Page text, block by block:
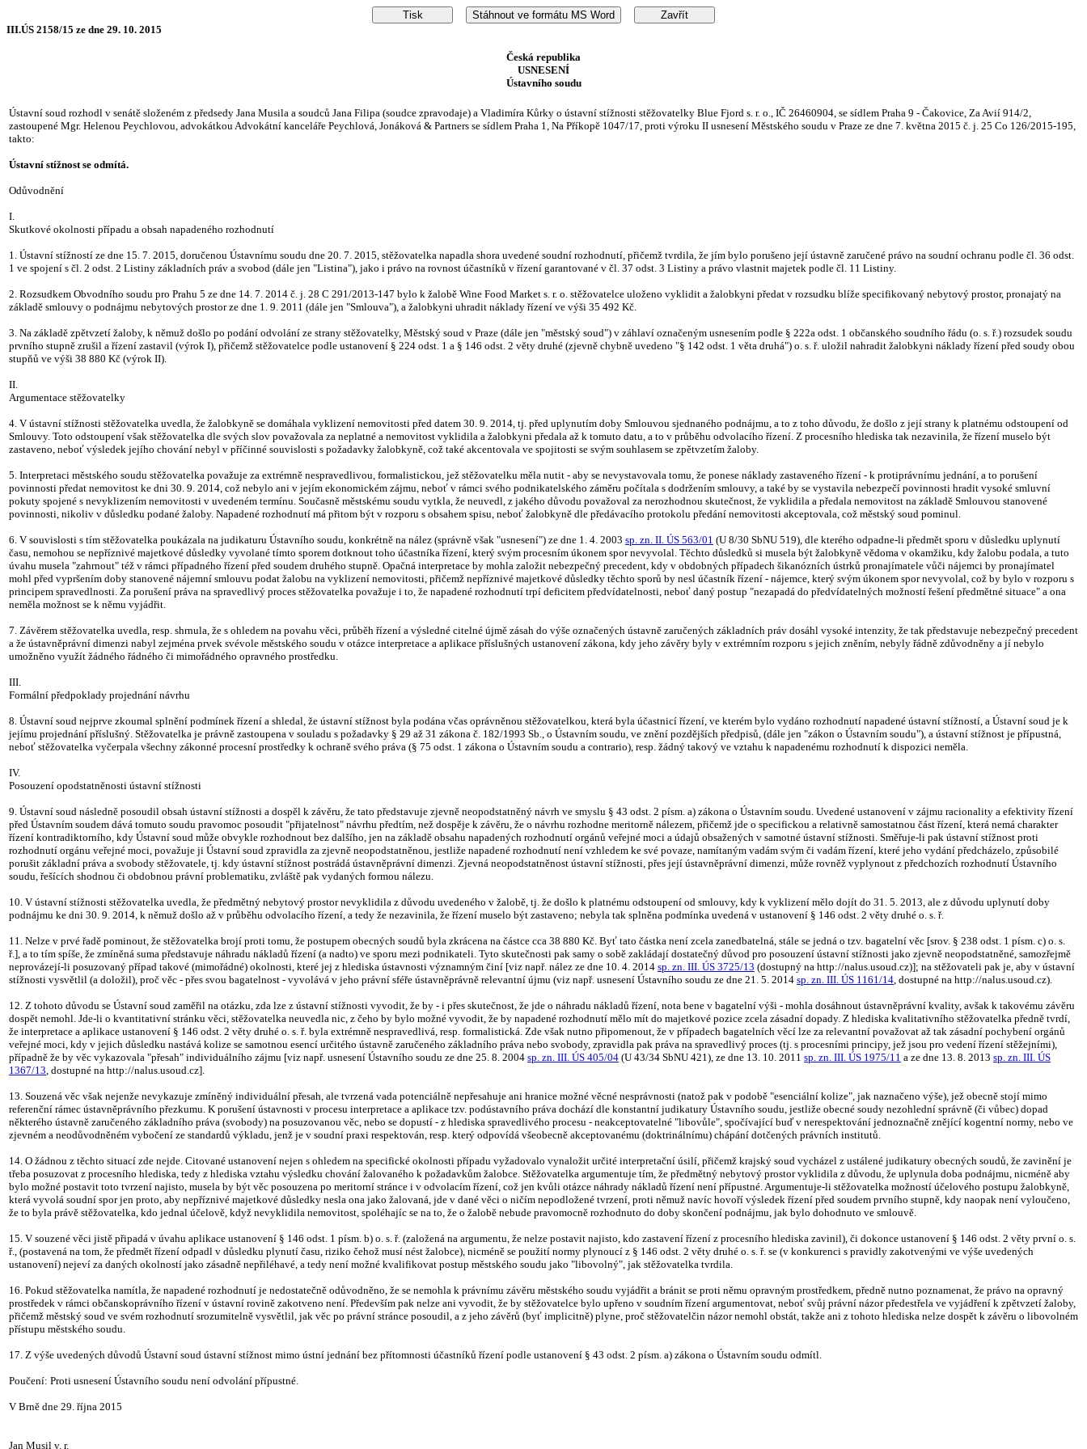
III.ÚS 2158/15 ze dne 29. 10. 2015
Česká republika
USNESENÍ
Ústavního soudu
Ústavní soud rozhodl v senátě složeném z předsedy Jana Musila a soudců Jana Filipa (soudce zpravodaje) a Vladimíra Kůrky o ústavní stížnosti stěžovatelky Blue Fjord s. r. o., IČ 26460904, se sídlem Praha 9 - Čakovice, Za Avií 914/2,
zastoupené Mgr. Helenou Peychlovou, advokátkou Advokátní kanceláře Peychlová, Jonáková & Partners se sídlem Praha 1, Na Příkopě 1047/17, proti výroku II usnesení Městského soudu v Praze ze dne 7. května 2015 č. j. 25 Co 126/2015-195,
takto:
Ústavní stížnost se odmítá.
Odůvodnění
I.
Skutkové okolnosti případu a obsah napadeného rozhodnutí
1. Ústavní stížností ze dne 15. 7. 2015, doručenou Ústavnímu soudu dne 20. 7. 2015, stěžovatelka napadla shora uvedené soudní rozhodnutí, přičemž tvrdila, že jím bylo porušeno její ústavně zaručené právo na soudní ochranu podle čl. 36 odst.
1 ve spojení s čl. 2 odst. 2 Listiny základních práv a svobod (dále jen "Listina"), jako i právo na rovnost účastníků v řízení garantované v čl. 37 odst. 3 Listiny a právo vlastnit majetek podle čl. 11 Listiny.
2. Rozsudkem Obvodního soudu pro Prahu 5 ze dne 14. 7. 2014 č. j. 28 C 291/2013-147 bylo k žalobě Wine Food Market s. r. o. stěžovatelce uloženo vyklidit a žalobkyni předat v rozsudku blíže specifikovaný nebytový prostor, pronajatý na
základě smlouvy o podnájmu nebytových prostor ze dne 1. 9. 2011 (dále jen "Smlouva"), a žalobkyni uhradit náklady řízení ve výši 35 492 Kč.
3. Na základě zpětvzetí žaloby, k němuž došlo po podání odvolání ze strany stěžovatelky, Městský soud v Praze (dále jen "městský soud") v záhlaví označeným usnesením podle § 222a odst. 1 občanského soudního řádu (o. s. ř.) rozsudek soudu
prvního stupně zrušil a řízení zastavil (výrok I), přičemž stěžovatelce podle ustanovení § 224 odst. 1 a § 146 odst. 2 věty druhé (zjevně chybně uvedeno "§ 142 odst. 1 věta druhá") o. s. ř. uložil nahradit žalobkyni náklady řízení před soudy obou
stupňů ve výši 38 880 Kč (výrok II).
II.
Argumentace stěžovatelky
4. V ústavní stížnosti stěžovatelka uvedla, že žalobkyně se domáhala vyklizení nemovitosti před datem 30. 9. 2014, tj. před uplynutím doby Smlouvou sjednaného podnájmu, a to z toho důvodu, že došlo z její strany k platnému odstoupení od
Smlouvy. Toto odstoupení však stěžovatelka dle svých slov považovala za neplatné a nemovitost vyklidila a žalobkyni předala až k tomuto datu, a to v průběhu odvolacího řízení. Z procesního hlediska tak nezavinila, že řízení muselo být
zastaveno, neboť výsledek jejího chování nebyl v příčinné souvislosti s požadavky žalobkyně, což také akcentovala ve spojitosti se svým souhlasem se zpětvzetím žaloby.
5. Interpretaci městského soudu stěžovatelka považuje za extrémně nespravedlivou, formalistickou, jež stěžovatelku měla nutit - aby se nevystavovala tomu, že ponese náklady zastaveného řízení - k protiprávnímu jednání, a to porušení
povinnosti předat nemovitost ke dni 30. 9. 2014, což nebylo ani v jejím ekonomickém zájmu, neboť v rámci svého podnikatelského záměru počítala s dodržením smlouvy, a také by se vystavila nebezpečí povinnosti hradit vysoké smluvní
pokuty spojené s nevyklizením nemovitosti v uvedeném termínu. Současně městskému soudu vytkla, že neuvedl, z jakého důvodu považoval za nerozhodnou skutečnost, že vyklidila a předala nemovitost na základě Smlouvou stanovené
povinnosti, nikoliv v důsledku podané žaloby. Napadené rozhodnutí má přitom být v rozporu s obsahem spisu, neboť žalobkyně dle předávacího protokolu předání nemovitosti akceptovala, což městský soud pominul.
6. V souvislosti s tím stěžovatelka poukázala na judikaturu Ústavního soudu, konkrétně na nález (správně však "usnesení") ze dne 1. 4. 2003 sp. zn. II. ÚS 563/01 (U 8/30 SbNU 519), dle kterého odpadne-li předmět sporu v důsledku uplynutí
času, nemohou se nepříznivé majetkové důsledky vyvolané tímto sporem dotknout toho účastníka řízení, který svým procesním úkonem spor nevyvolal. Těchto důsledků si musela být žalobkyně vědoma v okamžiku, kdy žalobu podala, a tuto
úvahu musela "zahrnout" též v rámci případného řízení před soudem druhého stupně. Opačná interpretace by mohla založit nebezpečný precedent, kdy v obdobných případech šikanózních ústrků pronajímatele vůči nájemci by pronajímatel
mohl před vypršením doby stanovené nájemní smlouvu podat žalobu na vyklizení nemovitosti, přičemž nepříznivé majetkové důsledky těchto sporů by nesl účastník řízení - nájemce, který svým úkonem spor nevyvolal, což by bylo v rozporu s
principem spravedlnosti. Za porušení práva na spravedlivý proces stěžovatelka považuje i to, že napadené rozhodnutí trpí deficitem předvídatelnosti, neboť daný postup "nezapadá do předvídatelných možností řešení předmětné situace" a ona
neměla možnost se k němu vyjádřit.
7. Závěrem stěžovatelka uvedla, resp. shrnula, že s ohledem na povahu věci, průběh řízení a výsledné citelné újmě zásah do výše označených ústavně zaručených základních práv dosáhl vysoké intenzity, že tak představuje nebezpečný precedent
a že ústavněprávní dimenzi nabyl zejména prvek svévole městského soudu v otázce interpretace a aplikace příslušných ustanovení zákona, kdy jeho závěry byly v extrémním rozporu s jejich zněním, nebyly řádně zdůvodněny a jí nebylo
umožněno využít žádného řádného či mimořádného opravného prostředku.
III.
Formální předpoklady projednání návrhu
8. Ústavní soud nejprve zkoumal splnění podmínek řízení a shledal, že ústavní stížnost byla podána včas oprávněnou stěžovatelkou, která byla účastnicí řízení, ve kterém bylo vydáno rozhodnutí napadené ústavní stížností, a Ústavní soud je k
jejímu projednání příslušný. Stěžovatelka je právně zastoupena v souladu s požadavky § 29 až 31 zákona č. 182/1993 Sb., o Ústavním soudu, ve znění pozdějších předpisů, (dále jen "zákon o Ústavním soudu"), a ústavní stížnost je přípustná,
neboť stěžovatelka vyčerpala všechny zákonné procesní prostředky k ochraně svého práva (§ 75 odst. 1 zákona o Ústavním soudu a contrario), resp. žádný takový ve vztahu k napadenému rozhodnutí k dispozici neměla.
IV.
Posouzení opodstatněnosti ústavní stížnosti
9. Ústavní soud následně posoudil obsah ústavní stížnosti a dospěl k závěru, že tato představuje zjevně neopodstatněný návrh ve smyslu § 43 odst. 2 písm. a) zákona o Ústavním soudu. Uvedené ustanovení v zájmu racionality a efektivity řízení
před Ústavním soudem dává tomuto soudu pravomoc posoudit "přijatelnost" návrhu předtím, než dospěje k závěru, že o návrhu rozhodne meritorně nálezem, přičemž jde o specifickou a relativně samostatnou část řízení, která nemá charakter
řízení kontradiktorního, kdy Ústavní soud může obvykle rozhodnout bez dalšího, jen na základě obsahu napadených rozhodnutí orgánů veřejné moci a údajů obsažených v samotné ústavní stížnosti. Směřuje-li pak ústavní stížnost proti
rozhodnutí orgánu veřejné moci, považuje ji Ústavní soud zpravidla za zjevně neopodstatněnou, jestliže napadené rozhodnutí není vzhledem ke své povaze, namítaným vadám svým či vadám řízení, které jeho vydání předcházelo, způsobilé
porušit základní práva a svobody stěžovatele, tj. kdy ústavní stížnost postrádá ústavněprávní dimenzi. Zjevná neopodstatněnost ústavní stížnosti, přes její ústavněprávní dimenzi, může rovněž vyplynout z předchozích rozhodnutí Ústavního
soudu, řešících shodnou či obdobnou právní problematiku, zvláště pak vydaných formou nálezu.
10. V ústavní stížnosti stěžovatelka uvedla, že předmětný nebytový prostor nevyklidila z důvodu uvedeného v žalobě, tj. že došlo k platnému odstoupení od smlouvy, kdy k vyklizení mělo dojít do 31. 5. 2013, ale z důvodu uplynutí doby
podnájmu ke dni 30. 9. 2014, k němuž došlo až v průběhu odvolacího řízení, a tedy že nezavinila, že řízení muselo být zastaveno; nebyla tak splněna podmínka uvedená v ustanovení § 146 odst. 2 věty druhé o. s. ř.
11. Nelze v prvé řadě pominout, že stěžovatelka brojí proti tomu, že postupem obecných soudů byla zkrácena na částce cca 38 880 Kč. Byť tato částka není zcela zanedbatelná, stále se jedná o tzv. bagatelní věc [srov. § 238 odst. 1 písm. c) o. s.
ř.], a to tím spíše, že zmíněná suma představuje náhradu nákladů řízení (a nadto) ve sporu mezi podnikateli. Tyto skutečnosti pak samy o sobě zakládají dostatečný důvod pro posouzení ústavní stížnosti jako zjevně neopodstatněné, samozřejmě
neprovázejí-li posuzovaný případ takové (mimořádné) okolnosti, které jej z hlediska ústavnosti významným činí [viz např. nález ze dne 10. 4. 2014 sp. zn. III. ÚS 3725/13 (dostupný na http://nalus.usoud.cz)]; na stěžovateli pak je, aby v ústavní
stížnosti vysvětlil (a doložil), proč věc - přes svou bagatelnost - vyvolává v jeho právní sféře ústavněprávně relevantní újmu (viz např. usnesení Ústavního soudu ze dne 21. 5. 2014 sp. zn. III. ÚS 1161/14, dostupné na http://nalus.usoud.cz).
12. Z tohoto důvodu se Ústavní soud zaměřil na otázku, zda lze z ústavní stížnosti vyvodit, že by - i přes skutečnost, že jde o náhradu nákladů řízení, nota bene v bagatelní výši - mohla dosáhnout ústavněprávní kvality, avšak k takovému závěru
dospět nemohl. Jde-li o kvantitativní stránku věci, stěžovatelka neuvedla nic, z čeho by bylo možné vyvodit, že by napadené rozhodnutí mělo mít do majetkové pozice zcela zásadní dopady. Z hlediska kvalitativního stěžovatelka předně tvrdí,
že interpretace a aplikace ustanovení § 146 odst. 2 věty druhé o. s. ř. byla extrémně nespravedlivá, resp. formalistická. Zde však nutno připomenout, že v případech bagatelních věcí lze za relevantní považovat až tak zásadní pochybení orgánů
veřejné moci, kdy v jejich důsledku nastává kolize se samotnou esencí určitého ústavně zaručeného základního práva nebo svobody, zpravidla pak práva na spravedlivý proces (tj. s procesními principy, jež jsou pro vedení řízení stěžejními),
případně že by věc vykazovala "přesah" individuálního zájmu [viz např. usnesení Ústavního soudu ze dne 25. 8. 2004 sp. zn. III. ÚS 405/04 (U 43/34 SbNU 421), ze dne 13. 10. 2011 sp. zn. III. ÚS 1975/11 a ze dne 13. 8. 2013 sp. zn. III. ÚS
1367/13, dostupné na http://nalus.usoud.cz].
13. Souzená věc však nejenže nevykazuje zmíněný individuální přesah, ale tvrzená vada potenciálně nepřesahuje ani hranice možné věcné nesprávnosti (natož pak v podobě "esenciální kolize", jak naznačeno výše), jež obecně stojí mimo
referenční rámec ústavněprávního přezkumu. K porušení ústavnosti v procesu interpretace a aplikace tzv. podústavního práva dochází dle konstantní judikatury Ústavního soudu, jestliže obecné soudy nezohlední správně (či vůbec) dopad
některého ústavně zaručeného základního práva (svobody) na posuzovanou věc, nebo se dopustí - z hlediska spravedlivého procesu - neakceptovatelné "libovůle", spočívající buď v nerespektování jednoznačně znějící kogentní normy, nebo ve
zjevném a neodůvodněném vybočení ze standardů výkladu, jenž je v soudní praxi respektován, resp. který odpovídá všeobecně akceptovanému (doktrinálnímu) chápání dotčených právních institutů.
14. O žádnou z těchto situací zde nejde. Citované ustanovení nejen s ohledem na specifické okolnosti případu vyžadovalo vynaložit určité interpretační úsilí, přičemž krajský soud vycházel z ustálené judikatury obecných soudů, že zavinění je
třeba posuzovat z procesního hlediska, tedy z hlediska vztahu výsledku chování žalovaného k požadavkům žalobce. Stěžovatelka argumentuje tím, že předmětný nebytový prostor vyklidila z důvodu, že uplynula doba podnájmu, nicméně aby
bylo možné postavit toto tvrzení najisto, musela by být věc posouzena po meritorní stránce i v odvolacím řízení, což jen kvůli otázce náhrady nákladů řízení není přípustné. Argumentuje-li stěžovatelka možností účelového postupu žalobkyně,
která vyvolá soudní spor jen proto, aby nepříznivé majetkové důsledky nesla ona jako žalovaná, jde v dané věci o ničím nepodložené tvrzení, proti němuž navíc hovoří výsledek řízení před soudem prvního stupně, kdy naopak není vyloučeno,
že to byla právě stěžovatelka, kdo jednal účelově, když nevyklidila nemovitost, spoléhajíc se na to, že o žalobě nebude pravomocně rozhodnuto do doby skončení podnájmu, jak bylo dohodnuto ve smlouvě.
15. V souzené věci jistě připadá v úvahu aplikace ustanovení § 146 odst. 1 písm. b) o. s. ř. (založená na argumentu, že nelze postavit najisto, kdo zastavení řízení z procesního hlediska zavinil), či dokonce ustanovení § 146 odst. 2 věty první o. s.
ř., (postavená na tom, že předmět řízení odpadl v důsledku plynutí času, riziko čehož musí nést žalobce), nicméně se použití normy plynoucí z § 146 odst. 2 věty druhé o. s. ř. se (v konkurenci s pravidly zakotvenými ve výše uvedených
ustanovení) nejeví za daných okolností jako zásadně nepřiléhavé, a tedy není možné kvalifikovat postup městského soudu jako "libovolný", jak stěžovatelka tvrdila.
16. Pokud stěžovatelka namítla, že napadené rozhodnutí je nedostatečně odůvodněno, že se nemohla k právnímu závěru městského soudu vyjádřit a bránit se proti němu opravným prostředkem, předně nutno poznamenat, že právo na opravný
prostředek v rámci občanskoprávního řízení v ústavní rovině zakotveno není. Především pak nelze ani vyvodit, že by stěžovatelce bylo upřeno v soudním řízení argumentovat, neboť svůj právní názor předestřela ve vyjádření k zpětvzetí žaloby,
přičemž městský soud ve svém rozhodnutí srozumitelně vysvětlil, jak věc po právní stránce posoudil, a z jeho závěrů (byť implicitně) plyne, proč stěžovatelčin názor nemohl obstát, takže ani z tohoto hlediska nelze dospět k závěru o libovolném
přístupu městského soudu.
17. Z výše uvedených důvodů Ústavní soud ústavní stížnost mimo ústní jednání bez přítomnosti účastníků řízení podle ustanovení § 43 odst. 2 písm. a) zákona o Ústavním soudu odmítl.
Poučení: Proti usnesení Ústavního soudu není odvolání přípustné.
V Brně dne 29. října 2015
Jan Musil v. r.